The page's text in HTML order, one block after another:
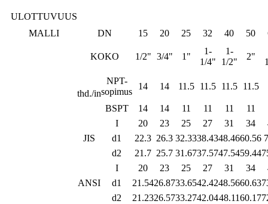
ULOTTUVUUS
MALLI
DN 15 20 25 32 40 50
KOKO 1/2" 3/4" 1"
1-
1/4"
1-
1/2"
2"
thd./in
NPT-
sopimus
14 14 11.5 11.5 11.5 11.5
BSPT 14 14 11 11 11 11
JIS
I 20 23 25 27 31 34
d1
22.3 26.3 32.3338.4348.4660.56
d2
21.7 25.7 31.6737.5747.5459.44
ANSI
I 20 23 25 27 31 34
d1
21.5426.8733.6542.4248.5660.63
d2
21.2326.5733.2742.0448.1160.17